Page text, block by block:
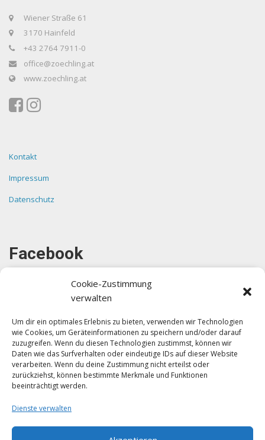
Cookie-Zustimmung
verwalten
Um dir ein optimales Erlebnis zu bieten, verwenden wir Technologien
wie Cookies, um Geräteinformationen zu speichern und/oder darauf
zuzugreifen. Wenn du diesen Technologien zustimmst, können wir
Daten wie das Surfverhalten oder eindeutige IDs auf dieser Website
verarbeiten. Wenn du deine Zustimmung nicht erteilst oder
zurückziehst, können bestimmte Merkmale und Funktionen
beeinträchtigt werden.
Dienste verwalten
Wiener Straße 61
3170 Hainfeld
+43 2764 7911-0
office@zoechling.at
www.zoechling.at
Kontakt
Impressum
Datenschutz
Facebook
Klicke auf "Ich stimme zu", um Facebook
zu aktivieren
Ich stimme zu